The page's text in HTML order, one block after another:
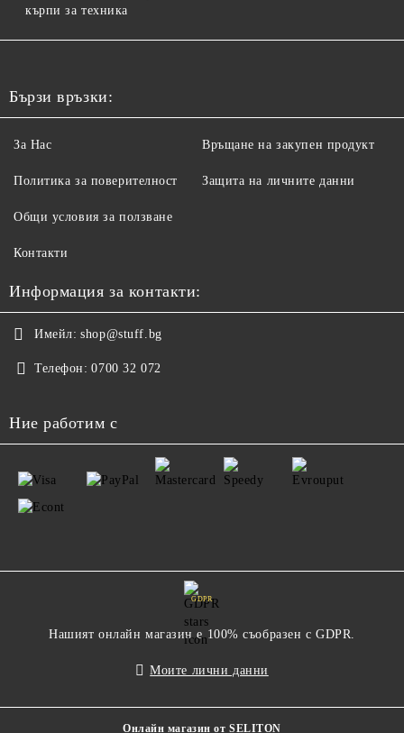
кърпи за техника
Бързи връзки:
За Нас
Политика за поверителност
Общи условия за ползване
Контакти
Връщане на закупен продукт
Защита на личните данни
Информация за контакти:
Имейл: shop@stuff.bg
Телефон: 0700 32 072
Ние работим с
GDPR
Нашият онлайн магазин е 100% съобразен с GDPR.
Моите лични данни
Онлайн магазин от SELITON